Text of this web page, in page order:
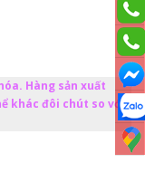
Hàng sản xuất
khác đôi chút so với